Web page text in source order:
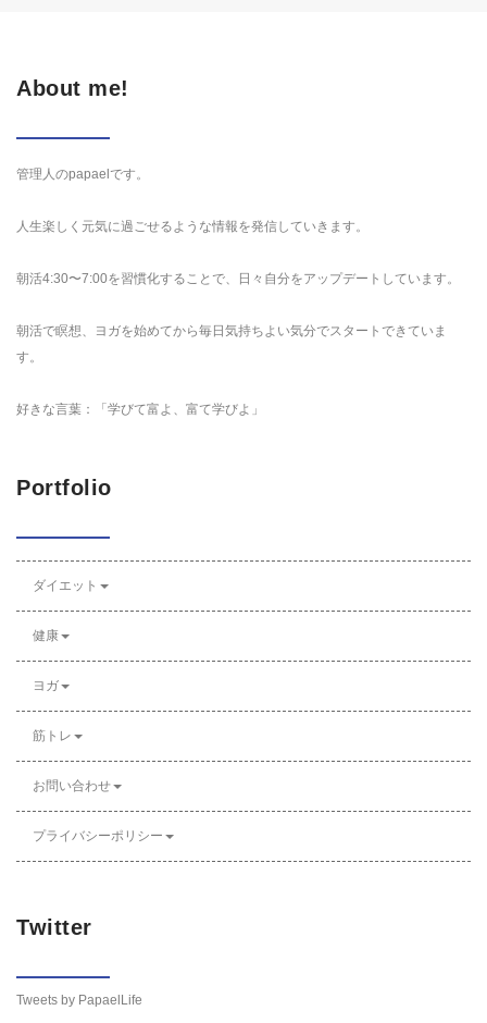
About me!
管理人のpapaelです。
人生楽しく元気に過ごせるような情報を発信していきます。
朝活4:30〜7:00を習慣化することで、日々自分をアップデートしています。
朝活で瞑想、ヨガを始めてから毎日気持ちよい気分でスタートできていま
す。
好きな言葉：「学びて富よ、富て学びよ」
Portfolio
ダイエット
健康
ヨガ
筋トレ
お問い合わせ
プライバシーポリシー
Twitter
Tweets by PapaelLife